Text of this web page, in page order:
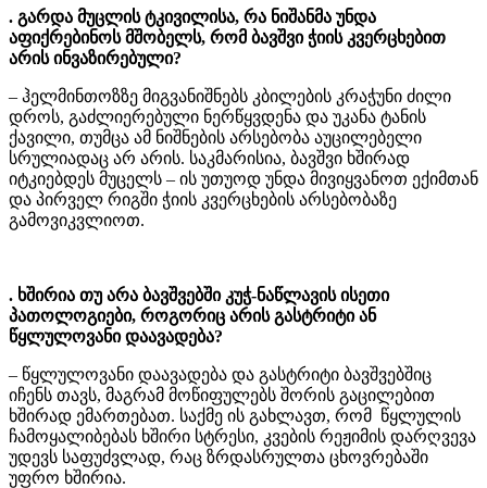
. გარდა მუცლის ტკივილისა, რა ნიშანმა უნდა
აფიქრებინოს მშობელს, რომ ბავშვი ჭიის კვერცხებით
არის ინვაზირებული?
– ჰელმინთოზზე მიგვანიშნებს კბილების კრაჭუნი ძილი
დროს, გაძლიერებული ნერწყვდენა და უკანა ტანის
ქავილი, თუმცა ამ ნიშნების არსებობა აუცილებელი
სრულიადაც არ არის. საკმარისია, ბავშვი ხშირად
იტკიებდეს მუცელს – ის უთუოდ უნდა მივიყვანოთ ექიმთან
და პირველ რიგში ჭიის კვერცხების არსებობაზე
გამოვიკვლიოთ.
. ხშირია თუ არა ბავშვებში კუჭ-ნაწლავის ისეთი
პათოლოგიები, როგორიც არის გასტრიტი ან
წყლულოვანი დაავადება?
– წყლულოვანი დაავადება და გასტრიტი ბავშვებშიც
იჩენს თავს, მაგრამ მოწიფულებს შორის გაცილებით
ხშირად ემართებათ. საქმე ის გახლავთ, რომ წყლულის
ჩამოყალიბებას ხშირი სტრესი, კვების რეჟიმის დარღვევა
უდევს საფუძვლად, რაც ზრდასრულთა ცხოვრებაში
უფრო ხშირია.